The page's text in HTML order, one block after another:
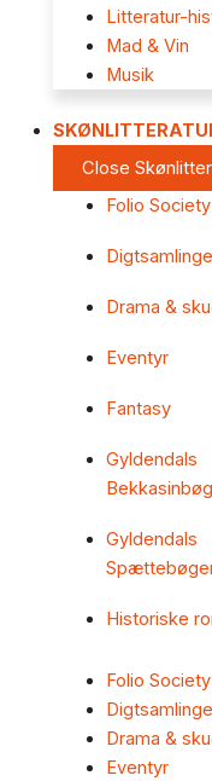
Litteratur-
Mad & Vin
Musik
Close
Folio Society
Drama &
Eventyr
Fantasy
Gyldendals
Gyldendals
Historiske
Folio Society
Drama &
Eventyr